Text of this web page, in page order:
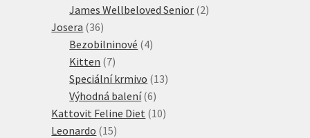
produkt
James Wellbeloved Senior 22
Josera 3636
produktů
Bezobilninové 44
Kitten 77
produktů
Speciální krmivo 1313
Výhodná balení 66
produktů
Kattovit Feline Diet 1010
Leonardo 1515